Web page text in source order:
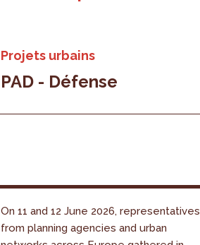
Projets urbains
PAD - Défense
On 11 and 12 June 2026, representatives
from planning agencies and urban